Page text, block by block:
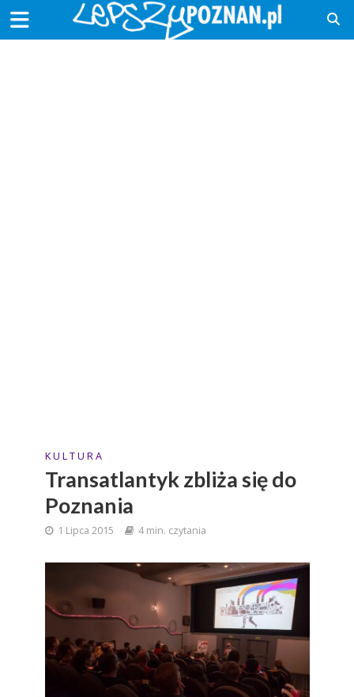
K U L T U R A
Transatlantyk zbliża się do
Poznania
1 Lipca 2015 4 min. czytania